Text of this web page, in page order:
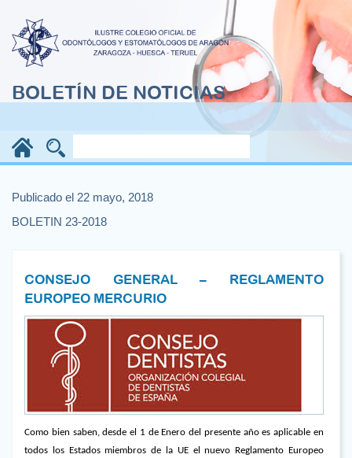
BOLETÍN DE NOTICIAS
Publicado el 22 mayo, 2018
BOLETIN 23-2018
CONSEJO GENERAL – REGLAMENTO
EUROPEO MERCURIO
Como bien saben, desde el 1 de Enero del presente año es aplicable en
todos los Estados miembros de la UE el nuevo Reglamento Europeo